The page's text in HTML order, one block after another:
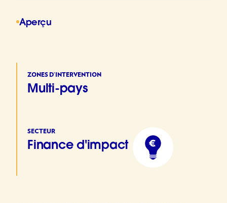
Aperçu
ZONES D’INTERVENTION
Multi-pays
SECTEUR
Finance d'impact